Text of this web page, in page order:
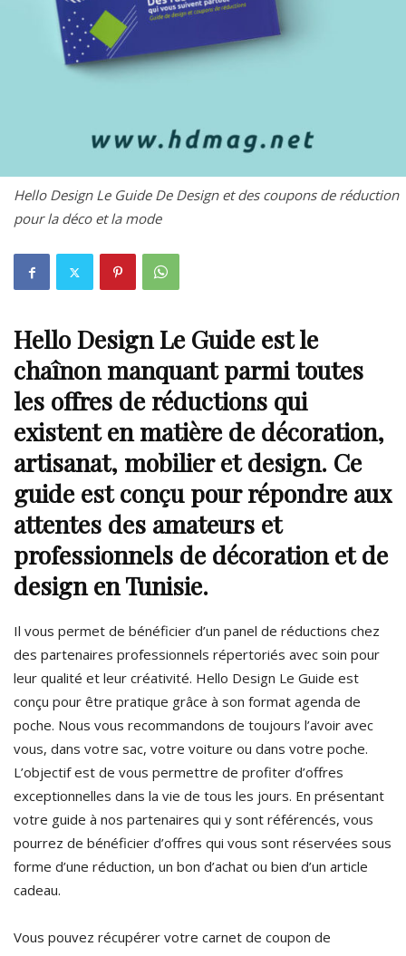
Hello Design Le Guide De Design et des coupons de réduction
pour la déco et la mode
Hello Design Le Guideest le
chaînon manquant parmi toutes
les offres de réductions qui
existent en matière de décoration,
artisanat, mobilier et design. Ce
guide est conçu pour répondre aux
attentes des amateurs et
professionnels de décoration et de
design en Tunisie.
Il vous permet de bénéficier d’un panel de réductions chez
des partenaires professionnels répertoriés avec soin pour
leur qualité et leur créativité. Hello Design Le Guide est
conçu pour être pratique grâce à son format agenda de
poche. Nous vous recommandons de toujours l’avoir avec
vous, dans votre sac, votre voiture ou dans votre poche.
L’objectif est de vous permettre de profiter d’offres
exceptionnelles dans la vie de tous les jours. En présentant
votre guide à nos partenaires qui y sont référencés, vous
pourrez de bénéficier d’offres qui vous sont réservées sous
forme d’une réduction, un bon d’achat ou bien d’un article
cadeau.
Vous pouvez récupérer votre carnet de coupon de